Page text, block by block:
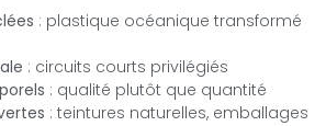
: plastique océanique transformé
: circuits courts privilégiés
: qualité plutôt que quantité
: teintures naturelles, emballages